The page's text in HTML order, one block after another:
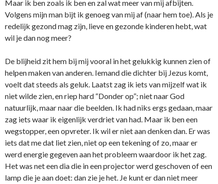
Maar ik ben zoals ik ben en zal wat meer van mij afbijten.
Volgens mijn man bijt ik genoeg van mij af (naar hem toe). Als je
redelijk gezond mag zijn, lieve en gezonde kinderen hebt, wat
wil je dan nog meer?
De blijheid zit hem bij mij vooral in het gelukkig kunnen zien of
helpen maken van anderen. Iemand die dichter bij Jezus komt,
voelt dat steeds als geluk. Laatst zag ik iets van mijzelf wat ik
niet wilde zien, en riep hard “Donder op”; niet naar God
natuurlijk, maar naar die beelden. Ik had niks ergs gedaan, maar
zag iets waar ik eigenlijk verdriet van had. Maar ik ben een
wegstopper, een opvreter. Ik wil er niet aan denken dan. Er was
iets dat me dat liet zien, niet op een tekening of zo, maar er
werd energie gegeven aan het probleem waardoor ik het zag.
Het was net een dia die in een projector werd geschoven of een
lamp die je aan doet: dan zie je het. Je kunt er dan niet meer